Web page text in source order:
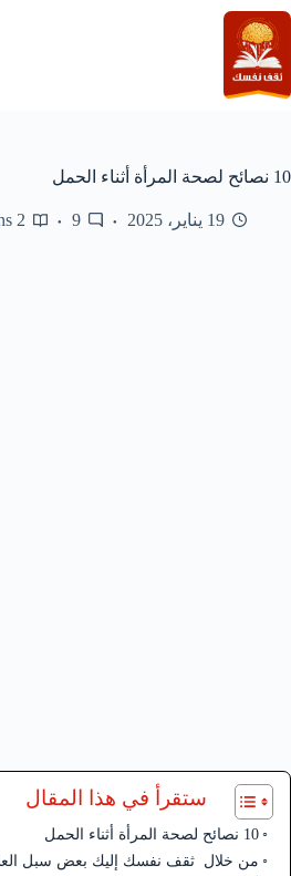
التجاوز
إلى
المحتوى
10 نصائح لصحة المرأة أثناء الحمل
19 يناير، 2025 9
2 mins
ستقرأ في هذا المقال
10 نصائح لصحة المرأة أثناء الحمل
من خلال ثقف نفسك إليك بعض سبل